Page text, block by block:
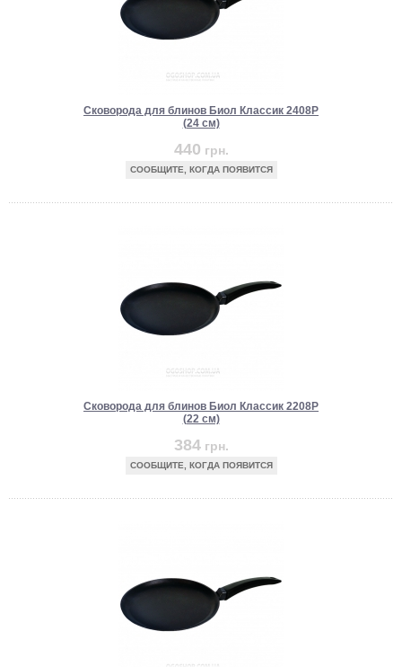
Сковорода для блинов Биол Классик 2408P
(24 см)
440 грн.
СООБЩИТЕ, КОГДА ПОЯВИТСЯ
Сковорода для блинов Биол Классик 2208P
(22 см)
384 грн.
СООБЩИТЕ, КОГДА ПОЯВИТСЯ